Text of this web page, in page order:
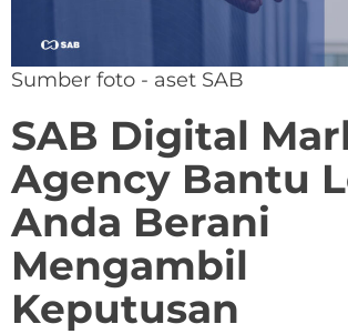
Sumber foto - aset SAB
SAB Digital
Agency Bantu
Anda Berani
Mengambil
Keputusan